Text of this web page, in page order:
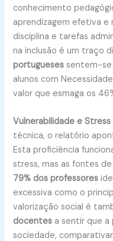
conhecimento
aprendizagem efetiva
disciplina e tarefas
na inclusão é um traço
portugueses sentem-se
alunos com
valor que esmaga os
Vulnerabilidade e Stress
técnica, o relatório
Esta proficiência
stress, mas as fontes
79% dos professores
excessiva como o
valorização social é
docentes a sentir que a
sociedade,